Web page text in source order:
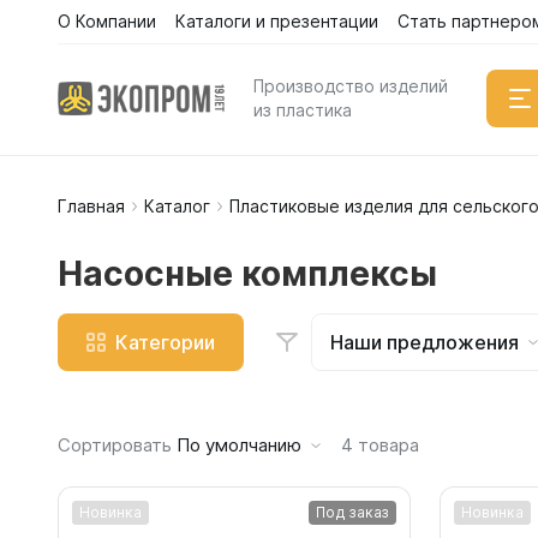
Каталог
О Компании Каталоги и презентации Стать
Производство изделий
из пластика
Емкости
Емкости
Емкости
Главная Каталог Пластиковые изделия для
Насосные комплексы
Категории Наши предложения
Сортировать По умолчанию 4 товара
Новинка Под заказ Новинка